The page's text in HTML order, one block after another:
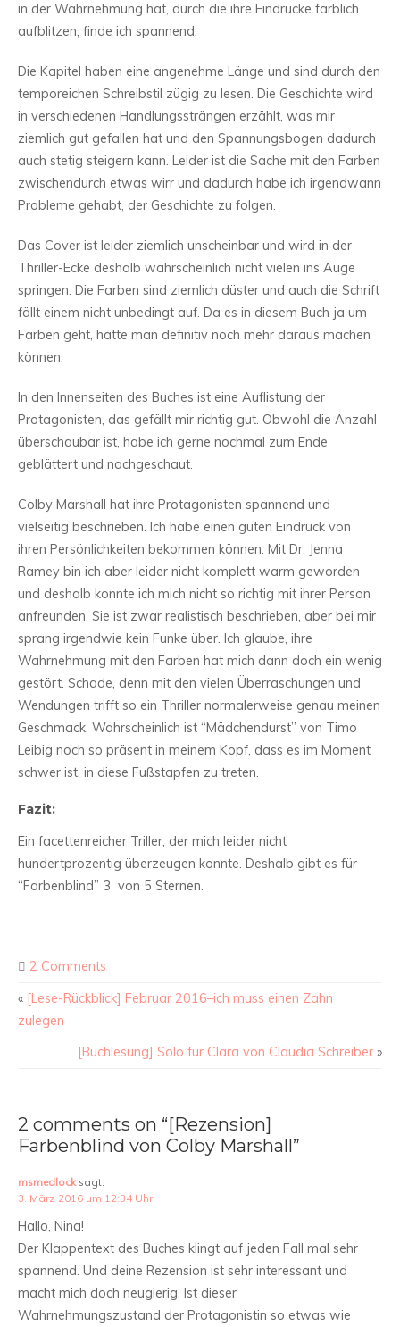
in der Wahrnehmung hat, durch die ihre Eindrücke farblich
aufblitzen, finde ich spannend.
Die Kapitel haben eine angenehme Länge und sind durch den
temporeichen Schreibstil zügig zu lesen. Die Geschichte wird
in verschiedenen Handlungssträngen erzählt, was mir
ziemlich gut gefallen hat und den Spannungsbogen dadurch
auch stetig steigern kann. Leider ist die Sache mit den Farben
zwischendurch etwas wirr und dadurch habe ich irgendwann
Probleme gehabt, der Geschichte zu folgen.
Das Cover ist leider ziemlich unscheinbar und wird in der
Thriller-Ecke deshalb wahrscheinlich nicht vielen ins Auge
springen. Die Farben sind ziemlich düster und auch die Schrift
fällt einem nicht unbedingt auf. Da es in diesem Buch ja um
Farben geht, hätte man definitiv noch mehr daraus machen
können.
In den Innenseiten des Buches ist eine Auflistung der
Protagonisten, das gefällt mir richtig gut. Obwohl die Anzahl
überschaubar ist, habe ich gerne nochmal zum Ende
geblättert und nachgeschaut.
Colby Marshall hat ihre Protagonisten spannend und
vielseitig beschrieben. Ich habe einen guten Eindruck von
ihren Persönlichkeiten bekommen können. Mit Dr. Jenna
Ramey bin ich aber leider nicht komplett warm geworden
und deshalb konnte ich mich nicht so richtig mit ihrer Person
anfreunden. Sie ist zwar realistisch beschrieben, aber bei mir
sprang irgendwie kein Funke über. Ich glaube, ihre
Wahrnehmung mit den Farben hat mich dann doch ein wenig
gestört. Schade, denn mit den vielen Überraschungen und
Wendungen trifft so ein Thriller normalerweise genau meinen
Geschmack. Wahrscheinlich ist “Mädchendurst” von Timo
Leibig noch so präsent in meinem Kopf, dass es im Moment
schwer ist, in diese Fußstapfen zu treten.
Fazit:
Ein facettenreicher Triller, der mich leider nicht
hundertprozentig überzeugen konnte. Deshalb gibt es für
“Farbenblind” 3 von 5 Sternen.
2 Comments
« [Lese-Rückblick] Februar 2016–ich muss einen Zahn
zulegen
[Buchlesung] Solo für Clara von Claudia Schreiber »
2 comments on “[Rezension]
Farbenblind von Colby Marshall”
msmedlock sagt:
3. März 2016 um 12:34 Uhr
Hallo, Nina!
Der Klappentext des Buches klingt auf jeden Fall mal sehr
spannend. Und deine Rezension ist sehr interessant und
macht mich doch neugierig. Ist dieser
Wahrnehmungszustand der Protagonistin so etwas wie